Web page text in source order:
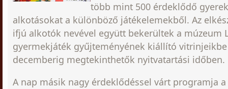
több mint 500 érdeklődő
alkotásokat a különböző játékelemekből. Az
ifjú alkotók nevével együtt bekerültek a múzeum
gyermekjáték gyűjteményének kiállító vitrinjeikbe
decemberig megtekinthetők nyitvatartási időben.
A nap másik nagy érdeklődéssel várt programja